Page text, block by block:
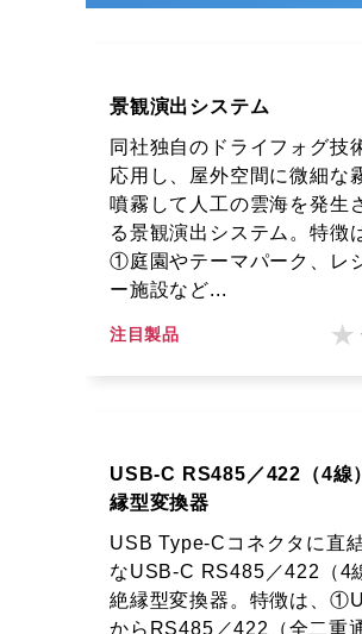
景観演出システム
同社独自のドライフォグ技
応用し、屋外空間に微細な
噴霧して人工の雲海を発生
る景観演出システム。特徴
①庭園やテーマパーク、レ
ー施設など...
注目製品
USB-C RS485／422（4線
縁型変換器
USB Type-Cコネクタに直
なUSB-C RS485／422（4
絶縁型変換器。特徴は、
からRS485／422（全二重